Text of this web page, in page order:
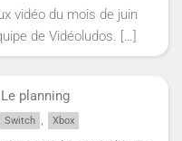
vidéo du mois de juin
de Vidéoludos. […]
planning
Switch , Xbox